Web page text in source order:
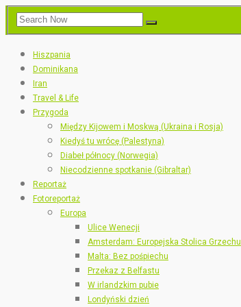
Hiszpania
Dominikana
Iran
Travel & Life
Przygoda
Między Kijowem i Moskwą (Ukraina i Rosja)
Kiedyś tu wrócę (Palestyna)
Diabeł północy (Norwegia)
Niecodzienne spotkanie (Gibraltar)
Reportaż
Fotoreportaż
Europa
Ulice Wenecji
Amsterdam: Europejska Stolica Grzechu
Malta: Bez pośpiechu
Przekaz z Belfastu
W irlandzkim pubie
Londyński dzień